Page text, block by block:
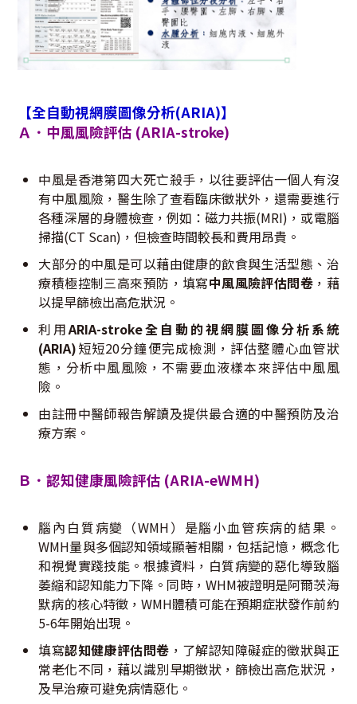
【全自動視網膜圖像分析(ARIA)】
Ａ．中風風險評估 (ARIA-stroke)
中風是香港第四大死亡殺手，以往要評估一個人有沒
有中風風險，醫生除了查看臨床徵狀外，還需要進行
各種深層的身體檢查，例如：磁力共振(MRI)，或電腦
掃描(CT Scan)，但檢查時間較長和費用昂貴。
大部分的中風是可以藉由健康的飲食與生活型態、治
療積極控制三高來預防，填寫中風風險評估問卷 ，藉
以提早篩檢出高危狀況。
利用ARIA-stroke全自動的視網膜圖像分析系統
(ARIA)短短20分鐘便完成檢測，評估整體心血管狀
態，分析中風風險，不需要血液樣本來評估中風風
險。
由註冊中醫師報告解讀及提供最合適的中醫預防及治
療方案。
Ｂ．認知健康風險評估 (ARIA-eWMH)
腦內白質病變（WMH）是腦小血管疾病的結果。
WMH量與多個認知領域顯著相關，包括記憶，概念化
和視覺實踐技能。根據資料，白質病變的惡化導致腦
萎縮和認知能力下降。同時，WHM被證明是阿爾茨海
默病的核心特徵，WMH體積可能在預期症狀發作前約
5-6年開始出現。
填寫認知健康評估問卷 ，了解認知障礙症的徵狀與正
常老化不同，藉以識別早期徵狀，篩檢出高危狀況，
及早治療可避免病情惡化。